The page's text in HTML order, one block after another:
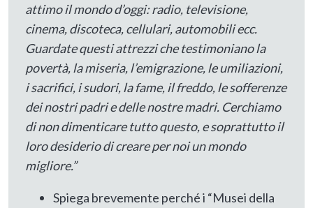
attimo il mondo d’oggi: radio, televisione,
cinema, discoteca, cellulari, automobili ecc.
Guardate questi attrezzi che testimoniano la
povertà, la miseria, l’emigrazione, le umiliazioni,
i sacrifici, i sudori, la fame, il freddo, le sofferenze
dei nostri padri e delle nostre madri. Cerchiamo
di non dimenticare tutto questo, e soprattutto il
loro desiderio di creare per noi un mondo
migliore.”
Spiega brevemente perché i “Musei della